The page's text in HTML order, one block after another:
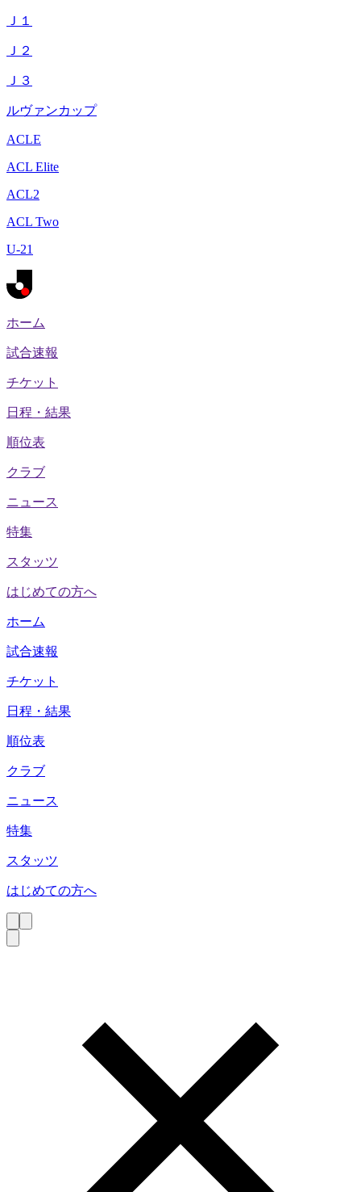
Ｊ１
Ｊ２
Ｊ３
ルヴァンカップ
ACLE
ACL Elite
ACL2
ACL Two
U-21
ホーム
試合速報
チケット
日程・結果
順位表
クラブ
ニュース
特集
スタッツ
はじめての方へ
ホーム
試合速報
チケット
日程・結果
順位表
クラブ
ニュース
特集
スタッツ
はじめての方へ